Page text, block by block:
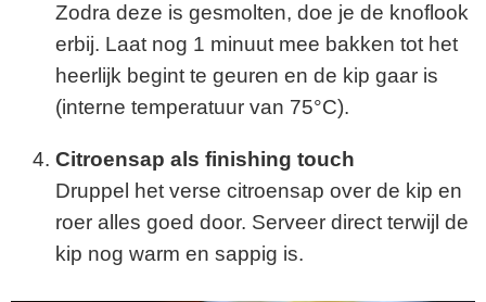
Zodra deze is gesmolten, doe je de knoflook
erbij. Laat nog 1 minuut mee bakken tot het
heerlijk begint te geuren en de kip gaar is
(interne temperatuur van 75°C).
Citroensap als finishing touch
Druppel het verse citroensap over de kip en
roer alles goed door. Serveer direct terwijl de
kip nog warm en sappig is.